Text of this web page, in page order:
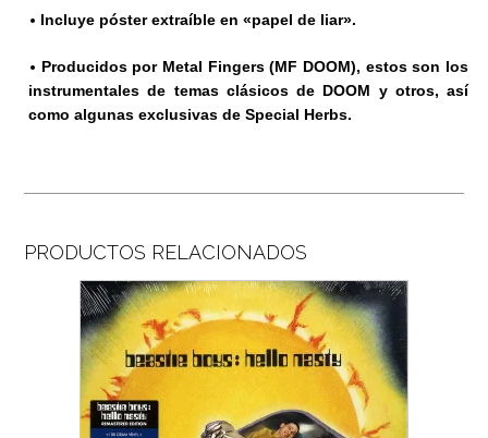
• Incluye póster extraíble en «papel de liar».
• Producidos por Metal Fingers (MF DOOM), estos son los
instrumentales de temas clásicos de DOOM y otros, así
como algunas exclusivas de Special Herbs.
PRODUCTOS RELACIONADOS